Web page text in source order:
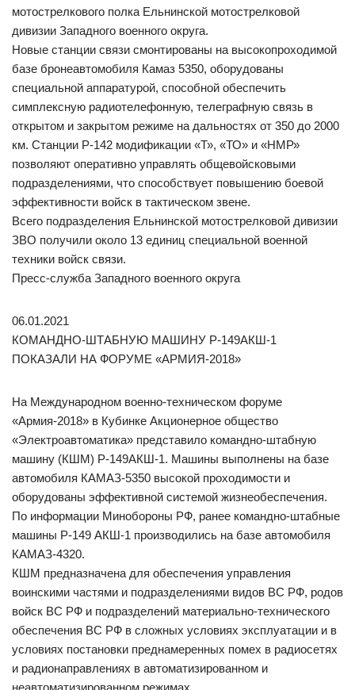
мотострелкового полка Ельнинской мотострелковой
дивизии Западного военного округа.
Новые станции связи смонтированы на высокопроходимой
базе бронеавтомобиля Камаз 5350, оборудованы
специальной аппаратурой, способной обеспечить
симплексную радиотелефонную, телеграфную связь в
открытом и закрытом режиме на дальностях от 350 до 2000
км. Станции Р-142 модификации «Т», «ТО» и «НМР»
позволяют оперативно управлять общевойсковыми
подразделениями, что способствует повышению боевой
эффективности войск в тактическом звене.
Всего подразделения Ельнинской мотострелковой дивизии
ЗВО получили около 13 единиц специальной военной
техники войск связи.
Пресс-служба Западного военного округа
06.01.2021
КОМАНДНО-ШТАБНУЮ МАШИНУ Р-149АКШ-1
ПОКАЗАЛИ НА ФОРУМЕ «АРМИЯ-2018»
На Международном военно-техническом форуме
«Армия-2018» в Кубинке Акционерное общество
«Электроавтоматика» представило командно-штабную
машину (КШМ) Р-149АКШ-1. Машины выполнены на базе
автомобиля КАМАЗ-5350 высокой проходимости и
оборудованы эффективной системой жизнеобеспечения.
По информации Минобороны РФ, ранее командно-штабные
машины Р-149 АКШ-1 производились на базе автомобиля
КАМАЗ-4320.
КШМ предназначена для обеспечения управления
воинскими частями и подразделениями видов ВС РФ, родов
войск ВС РФ и подразделений материально-технического
обеспечения ВС РФ в сложных условиях эксплуатации и в
условиях постановки преднамеренных помех в радиосетях
и радионаправлениях в автоматизированном и
неавтоматизированном режимах.